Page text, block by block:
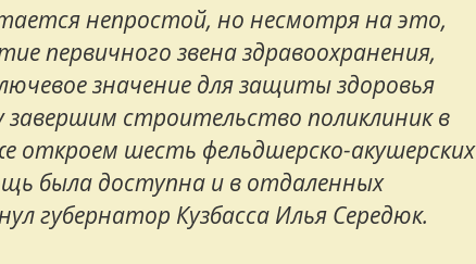
непростой, но несмотря на это,
первичного звена здравоохранения,
значение для защиты здоровья
завершим строительство поликлиник в
откроем шесть фельдшерско-акушерских
была доступна и в отдаленных
губернатор Кузбасса Илья Середюк.